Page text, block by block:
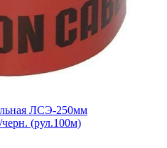
ЛСЭ-250мм
(рул.100м)